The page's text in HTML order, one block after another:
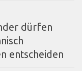
dürfen
entscheiden